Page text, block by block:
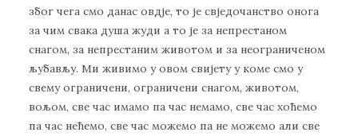
због чега смо данас овдје, то је свједочанство онога
за чим свака душа жуди а то је за непрестаном
снагом, за непрестаним животом и за неограниченом
љубављу. Ми живимо у овом свијету у коме смо у
свему ограничени, ограничени снагом, животом,
вољом, све час имамо па час немамо, све час хоћемо
па час нећемо, све час можемо па не можемо али све